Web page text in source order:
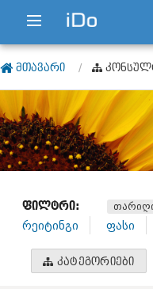
ᲛᲗᲐᲕᲐᲠᲘ
ᲤᲘᲚᲢᲠᲘ:
რეიტინგი
ფასი
ᲙᲐᲢᲔᲒᲝᲠᲘᲔᲑᲘ